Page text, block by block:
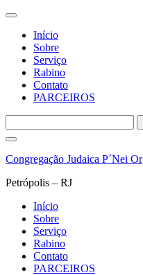
Início
Sobre
Serviço
Rabino
Contato
PARCEIROS
por:
Pular
o
Congregação Judaica P´Nei Or
Petrópolis – RJ
Início
Sobre
Serviço
Rabino
Contato
PARCEIROS